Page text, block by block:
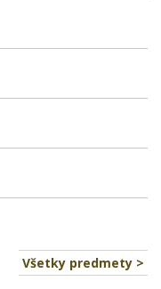
Všetky predmety >